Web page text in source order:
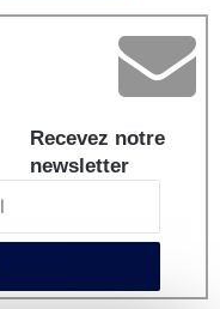
Recevez notre
newsletter